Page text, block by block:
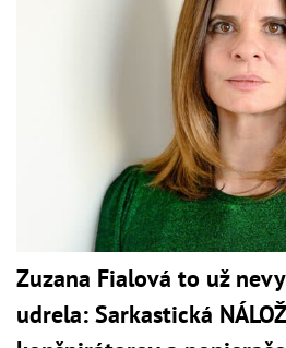
Zuzana Fialová to už
udrela: Sarkastická